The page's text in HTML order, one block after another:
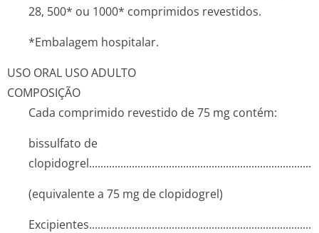
28, 500* ou 1000* comprimidos revestidos.
*Embalagem hospitalar.
USO ORAL USO ADULTO
COMPOSIÇÃO
Cada comprimido revestido de 75 mg contém:
bissulfato de
(equivalente a 75 mg de clopidogrel)